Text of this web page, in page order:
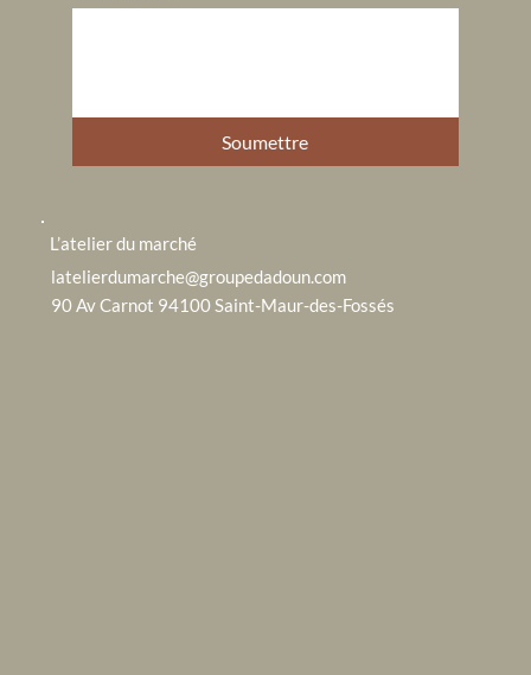
L’atelier du marché
latelierdumarche@groupedadoun.com
90 Av Carnot 94100 Saint-Maur-des-Fossés
Soumettre